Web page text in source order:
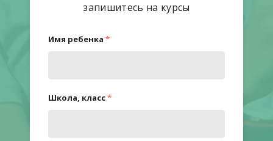
запишитесь на курсы
Имя ребенка *
Школа, класс*